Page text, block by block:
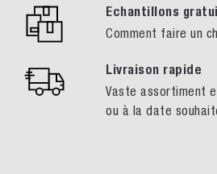
Echantillons
Comment faire un
Livraison rapide
Vaste assortiment
ou à la date